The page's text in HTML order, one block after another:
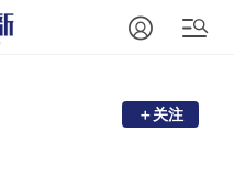
＋关注